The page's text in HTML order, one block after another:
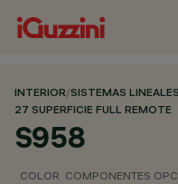
INTERIOR/SISTEMAS LINEALES
27 SUPERFICIE FULL REMOTE
S958
COLOR COMPONENTES